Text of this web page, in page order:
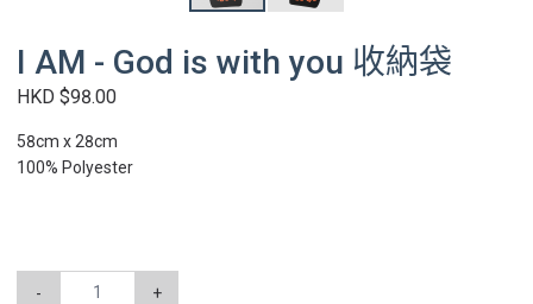
I AM - God is with you 收納袋
HKD $98.00
58cm x 28cm
100% Polyester
- +